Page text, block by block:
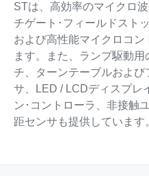
STは、高効率のマイクロ
チゲート･フィールドスト
および高性能マイクロコ
ます。また、ランプ駆動
チ、ターンテーブルおよ
サ、LED / LCDディスプレ
ン･コントローラ、非接触
距センサも提供しています